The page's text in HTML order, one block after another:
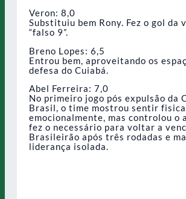
Veron: 8,0
Substituiu bem Rony. Fez o gol da
“falso 9”.
Breno Lopes: 6,5
Entrou bem, aproveitando os
defesa do Cuiabá.
Abel Ferreira: 7,0
No primeiro jogo pós expulsão da
Brasil, o time mostrou sentir
emocionalmente, mas controlou o
fez o necessário para voltar a
Brasileirão após três rodadas e
liderança isolada.